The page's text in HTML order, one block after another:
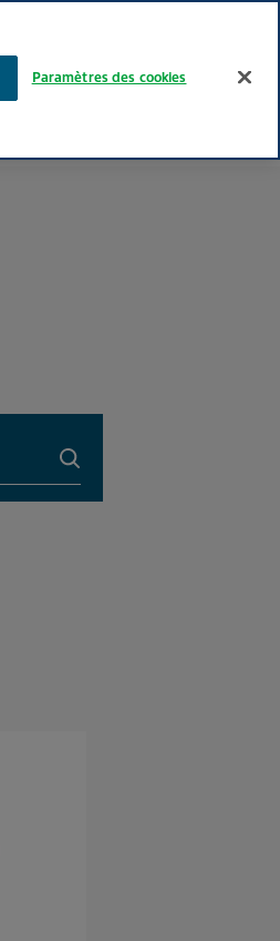
Paramètres des cookies